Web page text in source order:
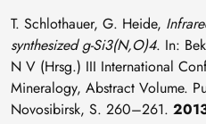
T. Schlothauer, G. Heide,
synthesized g-Si3(N,O)4. In:
N V (Hrsg.) III International
Mineralogy, Abstract Volume.
Novosibirsk, S. 260–261.